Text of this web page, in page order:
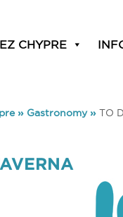
CHYPRE
» Gastronomy» TO